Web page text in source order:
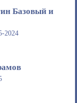
Базовый и
2024